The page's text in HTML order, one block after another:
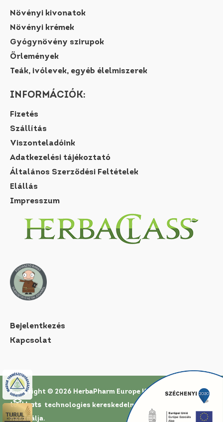
Növényi kivonatok
Növényi krémek
Gyógynövény szirupok
Őrlemények
Teák, ivólevek, egyéb élelmiszerek
INFORMÁCIÓK:
Fizetés
Szállítás
Viszonteladóink
Adatkezelési tájékoztató
Általános Szerződési Feltételek
Elállás
Impresszum
Bejelentkezés
Kapcsolat
Copyright © 2026 HerbaPharm Europe Kft. | Az oldal a
technologies kereskedelmi rendszerét
használja.